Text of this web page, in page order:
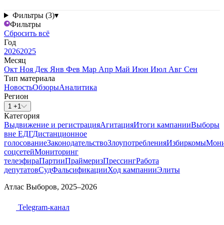
Фильтры (3)▾
Фильтры
Сбросить всё
Год
20262025
Месяц
Окт Ноя Дек Янв Фев Мар Апр Май Июн Июл Авг Сен
Тип материала
НовостьОбзорыАналитика
Регион
1 +1
Категория
Выдвижение и регистрацияАгитацияИтоги кампанииВыборы
вне ЕДГДистанционное
голосованиеЗаконодательствоЗлоупотребленияИзбиркомы
соцсетейМониторинг
телеэфираПартииПраймеризПрессингРабота
депутатовСудФальсификацииХод кампанииЭлиты
Атлас Выборов, 2025–2026
Telegram-канал